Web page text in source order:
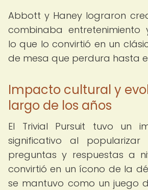
Abbott y Haney lograron
combinaba entretenimiento
lo que lo convirtió en un
de mesa que perdura hasta
Impacto cultural y
largo de los años
El Trivial Pursuit tuvo un
significativo al
preguntas y respuestas a
convirtió en un ícono de la
se mantuvo como un juego